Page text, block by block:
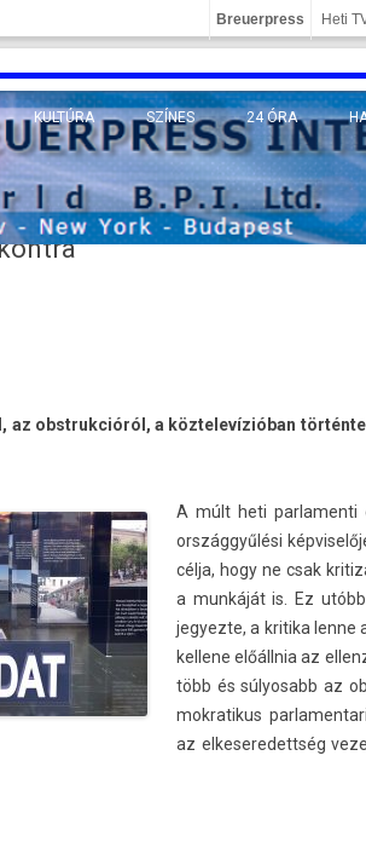
Breuerpress Heti
EURÓPA
KÖZEL-KELET
KULTÚRA
TUDOMÁNY
SZÍNES 24 ÓRA
az ob­struk­cióról, a köz­televízióban
A múlt heti par­lamen­ti
országgyűlési
célja, hogy ne csak
a munkáját is. Ez
jegyez­te, a kritika lenne
kel­lene előállnia az
több és súlyosabb az
mok­ratikus
az el­keseredettség